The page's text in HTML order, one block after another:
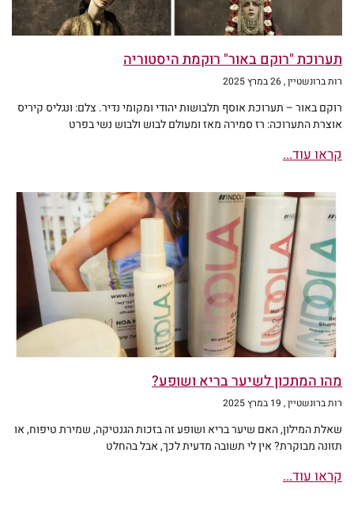
תערוכת "רוקם באור" רוקמת היסטוריה
רות ברונשטיין 26 במרץ 2025
רוקם באור – תערוכת אוסף תלבושות יהודי ומקומי נדיר. צלם: ונגליס קיריס
אוצרת התערוכה: רז סמירה מאז ומעולם לבוש ולבוש נשי בפרט
קראו עוד...
מהו המתכון לשיער בריא ושופע?
רות ברונשטיין 19 במרץ 2025
שאלת המילון, האם שיער בריא ושופע זה בזכות הגנטיקה, שמירת טיפוח, או
תזונה מבוקרת? אין לי תשובה מדעית לכך, אבל בהחלט
קראו עוד...